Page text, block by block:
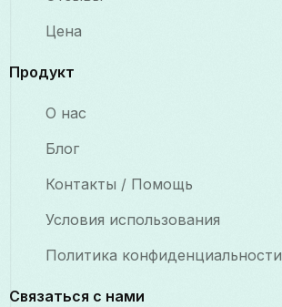
Цена
Продукт
О нас
Блог
Контакты / Помощь
Условия использования
Политика конфиденциальности
Связаться с нами